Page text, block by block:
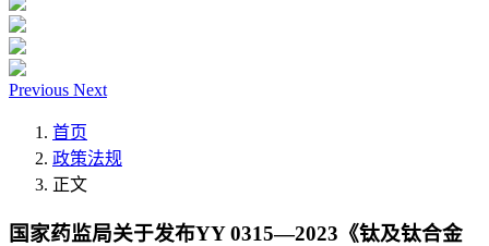
Previous Next
首页
政策法规
正文
国家药监局关于发布YY 0315—2023《钛及钛合金